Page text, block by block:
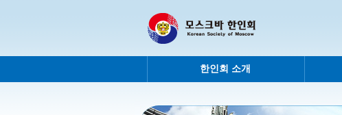
한인회 소개